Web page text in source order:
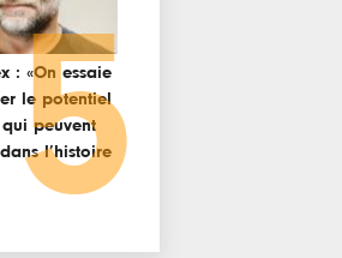
: «On essaie
le potentiel
qui peuvent
l’histoire
5